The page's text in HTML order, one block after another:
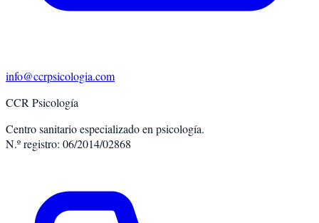
info@ccrpsicologia.com
CCR Psicología
Centro sanitario especializado en psicología.
N.º registro: 06/2014/02868